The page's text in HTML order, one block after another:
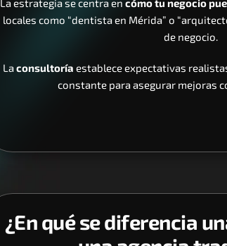
La estrategia se centra en cómo tu negocio
locales como “dentista en Mérida” o
de negocio.
La consultoría establece expectativas
constante para asegurar mejoras
¿En qué se diferencia